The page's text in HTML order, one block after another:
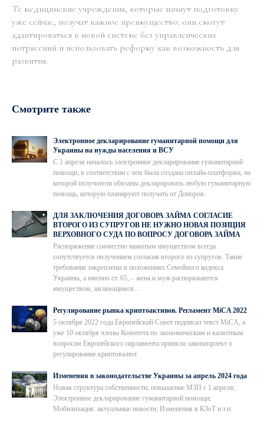
Те медицинские учреждения, которые начнут подготовку
уже сейчас, получат важное преимущество: они смогут
адаптироваться к новой системе без управленческих
потрясений и использовать реформу как возможность для
развития.
Смотрите также
Электронное декларирование гуманитарной помощи для
Украины на нужды населения и ВСУ
С 1 апреля началось электронное декларирование гуманитарной
помощи, в соответствии с чем была создана онлайн-платформа, на
которой получатели обязаны декларировать любую гуманитарную
помощь, которую планируют получать от Доноров.
ДЛЯ ЗАКЛЮЧЕНИЯ ДОГОВОРА ЗАЙМА СОГЛАСИЕ
ВТОРОГО ИЗ СУПРУГОВ НЕ НУЖНО НОВАЯ ПОЗИЦИЯ
ВЕРХОВНОГО СУДА ПО ВОПРОСУ ДОГОВОРА ЗАЙМА
Распоряжение совместно нажитым имуществом всегда
сопутствуется получением согласия второго из супругов. Такие
требование закреплены в положениях Семейного кодекса
Украины, а именно ст. 65, – жена и муж распоряжаются
имуществом, являющимся…
Регулирование рынка криптоактивов. Регламент MiCA 2022
5 октября 2022 года Европейский Совет подписал текст MiCA, а
уже 10 октября члены Комитета по экономическим и валютным
вопросам Европейского парламента приняли законопроект о
регулирование криптовалют.
Изменения в законодательстве Украины за апрель 2024 года
Новая структура собственности; повышение МЗП с 1 апреля;
Электронное декларирование гуманитарной помощи;
Мобилизация: актуальные новости; Изменения в КЗоТ и т.п.